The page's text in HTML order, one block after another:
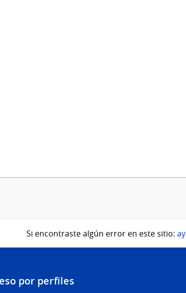
Si encontraste algún error en este sitio:
por perfiles